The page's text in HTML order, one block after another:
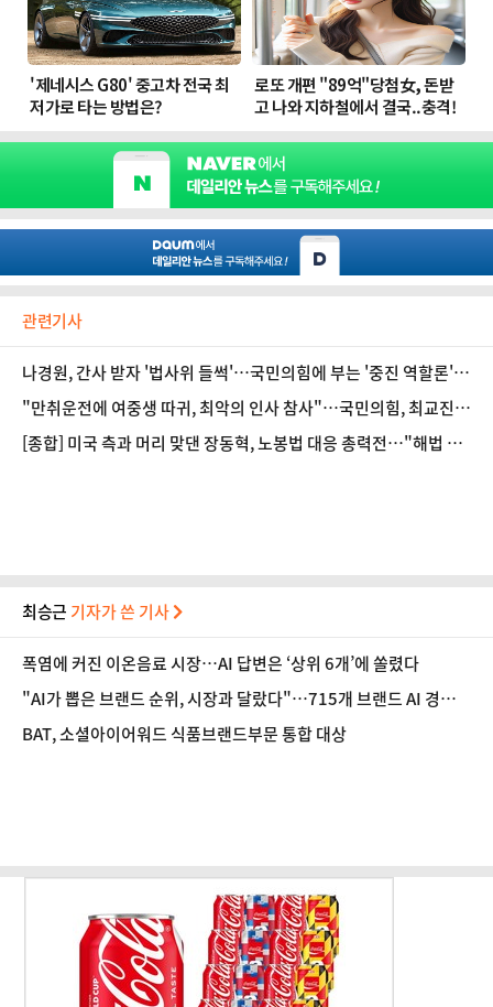
관련기사
나경원, 간사 받자 '법사위 들썩'…국민의힘에 부는 '중진 역할론'
[정국 기상대]
"만취운전에 여중생 따귀, 최악의 인사 참사"…국민의힘, 최교진
규탄
[종합] 미국 측과 머리 맞댄 장동혁, 노봉법 대응 총력전…"해법 찾
최승근 기자가 쓴 기사
폭염에 커진 이온음료 시장…AI 답변은 ‘상위 6개’에 쏠렸다
"AI가 뽑은 브랜드 순위, 시장과 달랐다"…715개 브랜드 AI 경쟁력
공개
BAT, 소셜아이어워드 식품브랜드부문 통합 대상